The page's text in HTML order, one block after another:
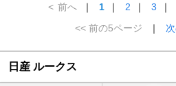
< 前へ ｜ 1 ｜ 2 ｜ 3 ｜
<< 前の5ページ
｜
日産 ルークス